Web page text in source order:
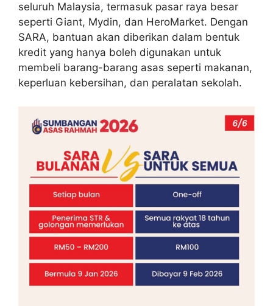
seluruh Malaysia, termasuk pasar raya besar
seperti Giant, Mydin, dan HeroMarket. Dengan
SARA, bantuan akan diberikan dalam bentuk
kredit yang hanya boleh digunakan untuk
membeli barang-barang asas seperti makanan,
keperluan kebersihan, dan peralatan sekolah.